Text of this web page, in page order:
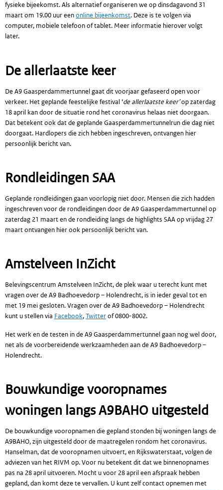
fysieke bijeekomst. Als alternatief organiseren we op dinsdagavond 31
maart om 19.00 uur eenonline bijeenkomst. Deze is te volgen via
computer, mobiele telefoon of tablet. Meer informatie hierover volgt
later.
De allerlaatste keer
De A9 Gaasperdammertunnel gaat dit voorjaar gefaseerd open voor
verkeer. Het geplande feestelijke festival ‘de allerlaatste keer’op zaterdag
18 april kan door de situatie rond het coronavirus helaas niet doorgaan.
Dat betekent ook dat de geplande Gaasperdammertunnelrun die dag niet
doorgaat. Hardlopers die zich hebben ingeschreven, ontvangen hier
persoonlijk bericht van.
Rondleidingen SAA
Geplande rondleidingen gaan voorlopig niet door. Mensen die zich hadden
ingeschreven voor de rondleidingen door de A9 Gaasperdammertunnel op
zaterdag 21 maart en de rondleiding langs de highlights SAA op vrijdag 27
maart ontvangen hier ook persoonlijk bericht van.
Amstelveen InZicht
Belevingscentrum Amstelveen InZicht, de plek waar u terecht kunt met
vragen over de A9 Badhoevedorp – Holendrecht, is in ieder geval tot en
met 19 mei gesloten. Vragen over de A9 Badhoevedorp – Holendrecht
kunt u stellen via Facebook,Twitterof 0800-8002.
Het werk en de testen in de A9 Gaasperdammertunnel gaan nog wel door,
net als de voorbereidende werkzaamheden aan de A9 Badhoevedorp –
Holendrecht.
Bouwkundige vooropnames
woningen langs A9BAHO uitgesteld
De bouwkundige vooropnamen die gepland stonden bij woningen langs de
A9BAHO, zijn uitgesteld door de maatregelen rondom het coronavirus.
Hanselman, dat de vooropnamen uitvoert, en Rijkswaterstaat, volgen de
adviezen van het RIVM op. Voor nu betekent dit dat we binnenopnames
pas na 28 april uitvoeren. Mocht u voor 28 april een afspraak hebben
gepland, dan komt deze te vervallen. U kunt zelf contact opnemen met